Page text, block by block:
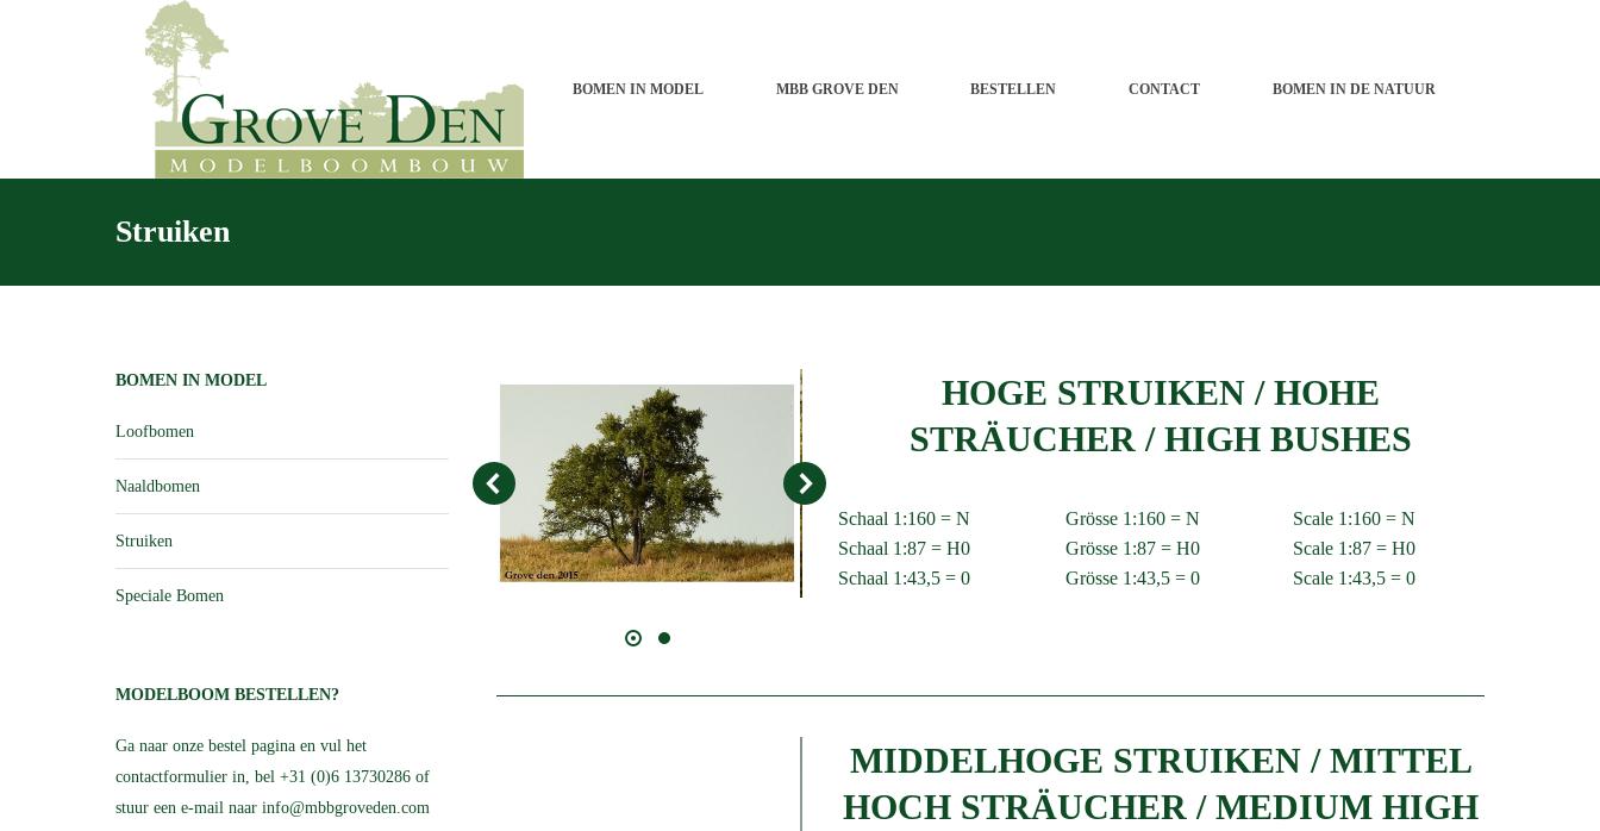
BOMEN IN MODEL MBB GROVE DEN BESTELLEN CONTACT BOMEN IN DE NATUUR
Struiken
HOGE STRUIKEN / HOHE
STRÄUCHER / HIGH BUSHES
Schaal 1:160 = N
Schaal 1:87 = H0
Schaal 1:43,5 = 0
Grösse 1:160 = N
Grösse 1:87 = H0
Grösse 1:43,5 = 0
Scale 1:160 = N
Scale 1:87 = H0
Scale 1:43,5 = 0
MIDDELHOGE STRUIKEN / MITTEL
HOCH STRÄUCHER / MEDIUM HIGH
BOMEN IN MODEL
Loofbomen
Naaldbomen
Struiken
Speciale Bomen
MODELBOOM BESTELLEN?
Ga naar onze bestel pagina en vul het
contactformulier in, bel +31 (0)6 13730286 of
stuur een e-mail naar info@mbbgroveden.com